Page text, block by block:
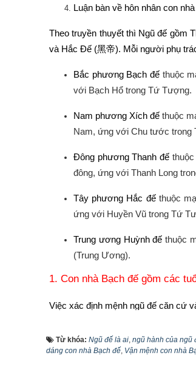
Luận bàn về hôn nhân con
Theo truyền thuyết thì Ngũ đế gồm
và Hắc Đế (黑帝). Mỗi người phụ
Bắc phương Bạch đế thuộc
với Bạch Hổ trong Tứ Tượng.
Nam phương Xích đế thuộc
Nam, ứng với Chu tước trong
Đông phương Thanh đế
đông, ứng với Thanh Long
Tây phương Hắc đế thuộc
ứng với Huyền Vũ trong Tứ
Trung ương Huỳnh đế thuộc
(Trung Ương).
1. Con nhà Bạch đế gồm các
Việc xác định mệnh ngũ đế căn cứ
Thìn, tuổi Tân Tỵ, tuổi Giáp Ngọ ,
Hợi. Để biết mình thuộc mệnh ngũ
Từ khóa: Ngũ đế là ai, ngũ hành của ngũ
dáng con nhà Bạch đế, Vận mệnh con nhà